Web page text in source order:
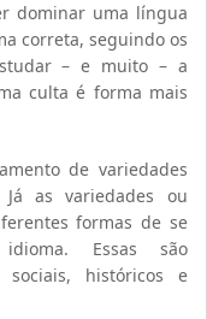
dominar uma língua
correta, seguindo os
– e muito – a
culta é forma mais
de variedades
as variedades ou
formas de se
Essas são
sociais, históricos e